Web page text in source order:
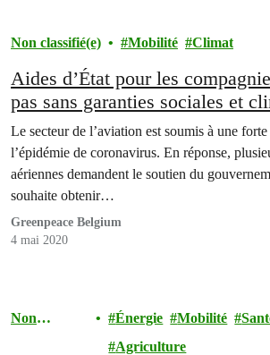
Non classifié(e) Mobilité Climat
Aides d’État pour les
pas sans garanties sociales et
Le secteur de l’aviation est soumis à une
l’épidémie de coronavirus. En réponse,
aériennes demandent le soutien du
souhaite obtenir…
Greenpeace Belgium
4 mai 2020
Non
Énergie Mobilité
Agriculture